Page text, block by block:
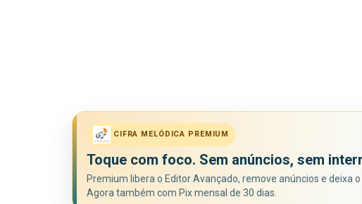
CIFRA MELÓDICA PREMIUM
Toque com foco. Sem anúncios, sem
Premium libera o Editor Avançado, remove anúncios e deixa
Agora também com Pix mensal de 30 dias.